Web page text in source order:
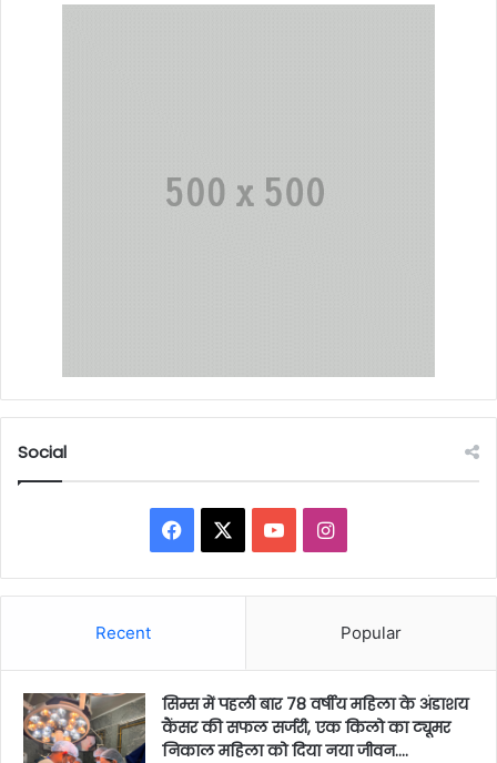
Social
Facebook YouTubeInstagram
Recent Popular
सिम्स में पहली बार 78 वर्षीय महिला के अंडाशय
कैंसर की सफल सर्जरी, एक किलो का ट्यूमर
निकाल महिला को दिया नया जीवन….